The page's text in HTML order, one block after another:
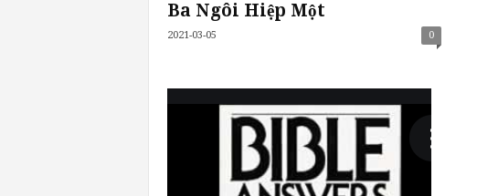
Ba Ngôi Hiệp Một
2021-03-05 0